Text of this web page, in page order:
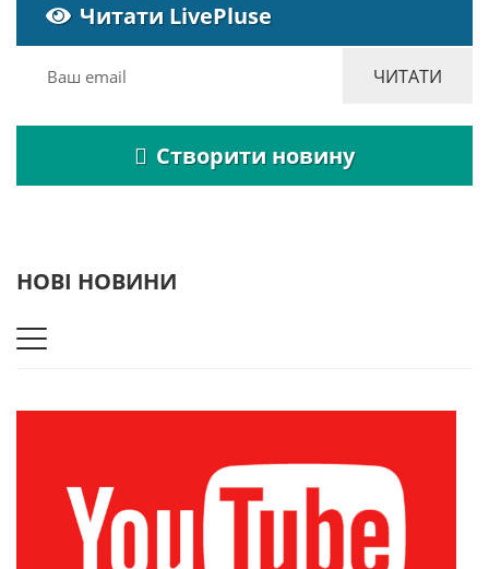
Читати LivePluse
Створити новину
НОВІ НОВИНИ